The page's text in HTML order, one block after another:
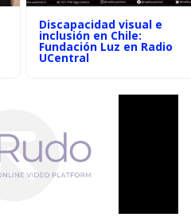
Discapacidad visual e
inclusión en Chile:
Fundación Luz en Radio
UCentral